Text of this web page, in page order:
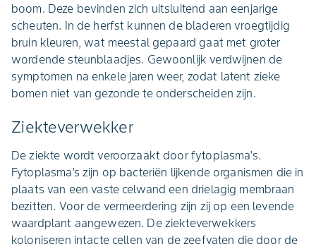
boom. Deze bevinden zich uitsluitend aan eenjarige
scheuten. In de herfst kunnen de bladeren vroegtijdig
bruin kleuren, wat meestal gepaard gaat met groter
wordende steunblaadjes. Gewoonlijk verdwijnen de
symptomen na enkele jaren weer, zodat latent zieke
bomen niet van gezonde te onderscheiden zijn.
Ziekteverwekker
De ziekte wordt veroorzaakt door fytoplasma's.
Fytoplasma's zijn op bacteriën lijkende organismen die in
plaats van een vaste celwand een drielagig membraan
bezitten. Voor de vermeerdering zijn zij op een levende
waardplant aangewezen. De ziekteverwekkers
koloniseren intacte cellen van de zeefvaten die door de